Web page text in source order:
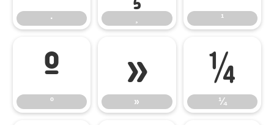
· ¹
º
º
»
»
¼
¼